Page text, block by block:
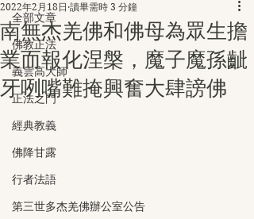
全部文章
佛教正法
義雲高大師
正法之門
經典教義
佛降甘露
行者法語
第三世多杰羌佛辦公室公告
南無杰羌佛和佛母為眾生擔
業而報化涅槃，魔子魔孫齜
牙咧嘴難掩興奮大肆謗佛
2022年2月18日 讀畢需時 3 分鐘